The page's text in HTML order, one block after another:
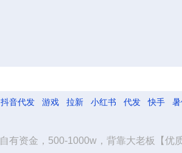
抖音代发 游戏 拉新 小红书 代发 快手
自有资金，500-1000w，背靠大老板【优